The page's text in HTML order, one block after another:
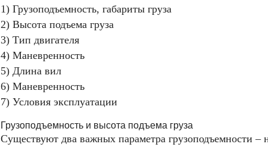
1) Грузоподъемность, габариты груза
2) Высота подъема груза
3) Тип двигателя
4) Маневренность
5) Длина вил
6) Маневренность
7) Условия эксплуатации
Грузоподъемность и высота подъема груза
Существуют два важных параметра грузоподъемности –